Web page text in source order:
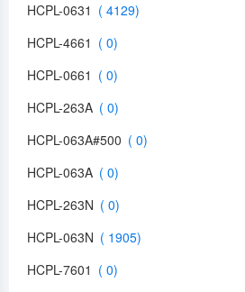
HCPL-0631
HCPL-4661
HCPL-0661
HCPL-263A
HCPL-063A#500
HCPL-063A
HCPL-263N
HCPL-063N
HCPL-7601